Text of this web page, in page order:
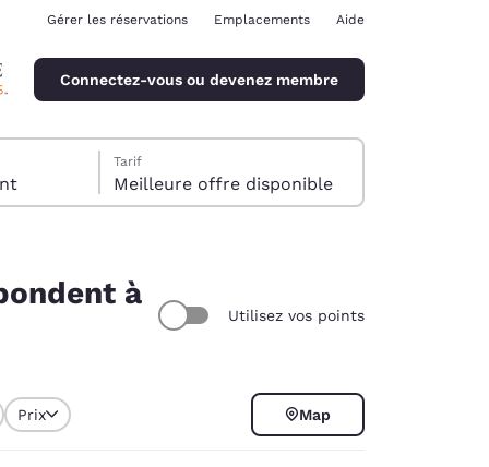
Gérer les réservations Emplacements Aide
Connectez-vous ou devenez membre
Tarif
Meilleure offre disponible
à
Utilisez vos points
Prix Map